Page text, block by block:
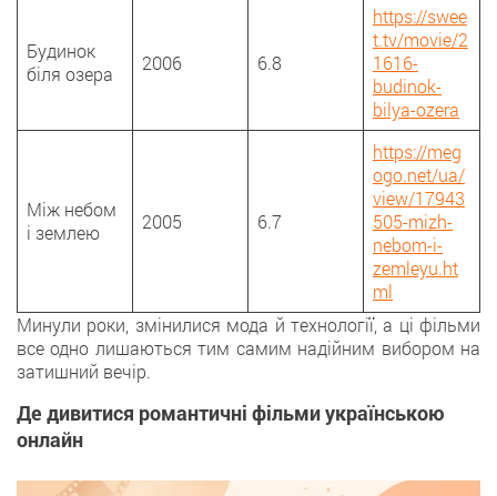
Будинок
біля озера
2006 6.8
https://swee
t.tv/movie/2
1616-
budinok-
bilya-ozera
Між небом
і землею
2005 6.7
https://meg
ogo.net/ua/
view/17943
505-mizh-
nebom-i-
zemleyu.ht
ml
Минули роки, змінилися мода й технології, а ці фільми
все одно лишаються тим самим надійним вибором на
затишний вечір.
Де дивитися романтичні фільми українською
онлайн